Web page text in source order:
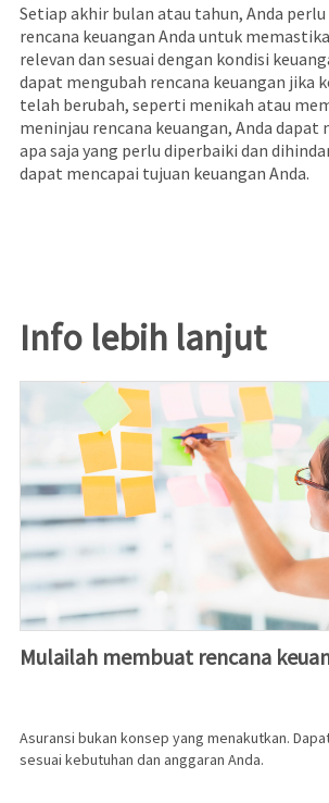
Setiap akhir bulan atau tahun, Anda
rencana keuangan Anda untuk
relevan dan sesuai dengan kondisi
dapat mengubah rencana keuangan jika
telah berubah, seperti menikah atau
meninjau rencana keuangan, Anda
apa saja yang perlu diperbaiki dan
dapat mencapai tujuan keuangan Anda.
Info lebih lanjut
Mulailah membuat rencana
Asuransi bukan konsep yang menakutkan.
sesuai kebutuhan dan anggaran Anda.